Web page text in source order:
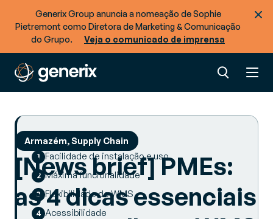
Generix Group anuncia a nomeação de Sophie
Pietremont como Diretora de Marketing & Comunicação
do Grupo.
Veja o comunicado de imprensa
Armazém, Supply Chain
[News brief] PMEs:
as 4 dicas essenciais
Facilidade de instalação e uso
Máxima funcionalidade
Flexibilidade do WMS
Acessibilidade